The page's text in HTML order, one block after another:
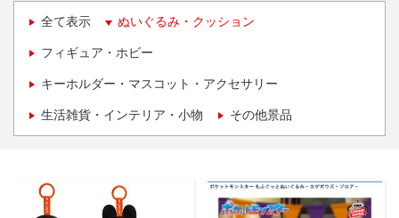
全て表示 ぬいぐるみ・クッション
フィギュア・ホビー
キーホルダー・マスコット・アクセサリー
生活雑貨・インテリア・小物 その他景品